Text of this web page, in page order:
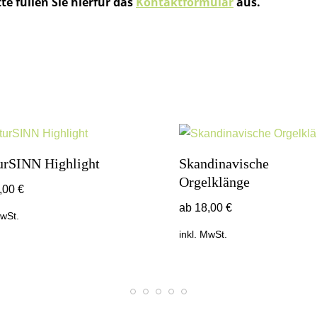
Highlight
€
Skandinavische
Orgelklänge
ab 18,00€
inkl. MwSt.